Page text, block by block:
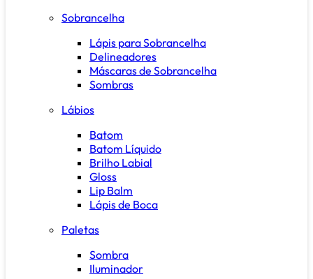
Sobrancelha
Lápis para Sobrancelha
Delineadores
Máscaras de Sobrancelha
Sombras
Lábios
Batom
Batom Líquido
Brilho Labial
Gloss
Lip Balm
Lápis de Boca
Paletas
Sombra
Iluminador